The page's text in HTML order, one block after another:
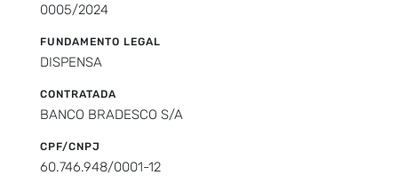
0005/2024
FUNDAMENTO LEGAL
DISPENSA
CONTRATADA
BANCO BRADESCO S/A
CPF/CNPJ
60.746.948/0001-12